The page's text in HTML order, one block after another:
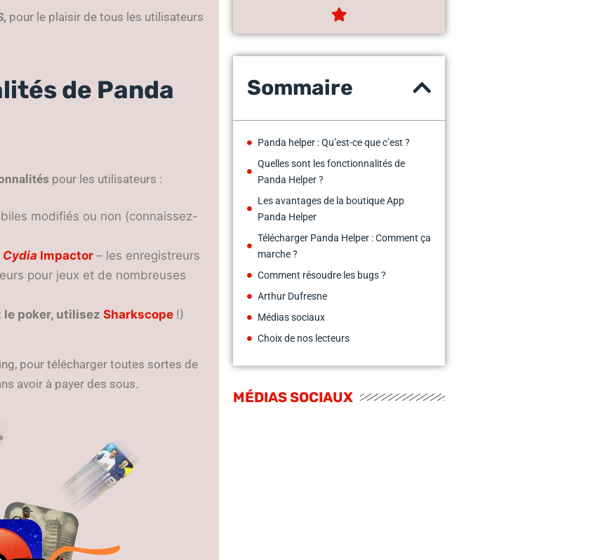
pour le plaisir de tous les utilisateurs
de Panda
pour les utilisateurs :
modifiés ou non (connaissez-
Cydia Impactor – les enregistreurs
pour jeux et de nombreuses
poker, utilisez Sharkscope !)
pour télécharger toutes sortes de
avoir à payer des sous.
Sommaire
Panda helper : Qu’est-ce que c’est ?
Quelles sont les fonctionnalités de
Panda Helper ?
Les avantages de la boutique App
Panda Helper
Télécharger Panda Helper : Comment ça
marche ?
Comment résoudre les bugs ?
Arthur Dufresne
Médias sociaux
Choix de nos lecteurs
MÉDIAS SOCIAUX